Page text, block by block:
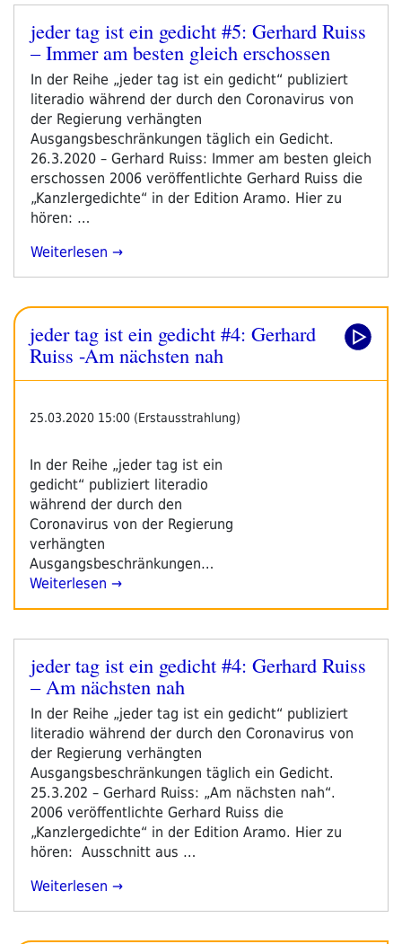
Veröffentlicht
am
jeder tag ist ein gedicht #5: Gerhard Ruiss
– Immer am besten gleich erschossen
In der Reihe „jeder tag ist ein gedicht“ publiziert
literadio während der durch den Coronavirus von
der Regierung verhängten
Ausgangsbeschränkungen täglich ein Gedicht.
26.3.2020 – Gerhard Ruiss: Immer am besten gleich
erschossen 2006 veröffentlichte Gerhard Ruiss die
„Kanzlergedichte“ in der Edition Aramo. Hier zu
hören: …
„jeder
Ein
Gedicht
#5:
–
Immer
Besten
Gleich
Erschossen“
Weiterlesen
jeder tag ist ein gedicht #4: Gerhard
Ruiss -Am nächsten nah
25.03.2020 15:00 (Erstausstrahlung)
In der Reihe „jeder tag ist ein
gedicht“ publiziert literadio
während der durch den
Coronavirus von der Regierung
verhängten
Ausgangsbeschränkungen…
Weiterlesen →
Veröffentlicht
am
jeder tag ist ein gedicht #4: Gerhard Ruiss
– Am nächsten nah
In der Reihe „jeder tag ist ein gedicht“ publiziert
literadio während der durch den Coronavirus von
der Regierung verhängten
Ausgangsbeschränkungen täglich ein Gedicht.
25.3.202 – Gerhard Ruiss: „Am nächsten nah“.
2006 veröffentlichte Gerhard Ruiss die
„Kanzlergedichte“ in der Edition Aramo. Hier zu
hören: Ausschnitt aus …
„jeder
Weiterlesen